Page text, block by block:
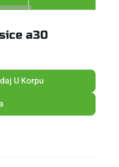
a30
U Korpu